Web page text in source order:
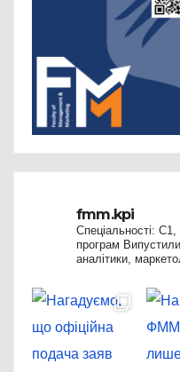
fmm.kpi
Спеціальності:
програм
аналітики,